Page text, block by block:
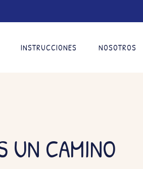
INSTRUCCIONES NOSOTROS
UN CAMINO